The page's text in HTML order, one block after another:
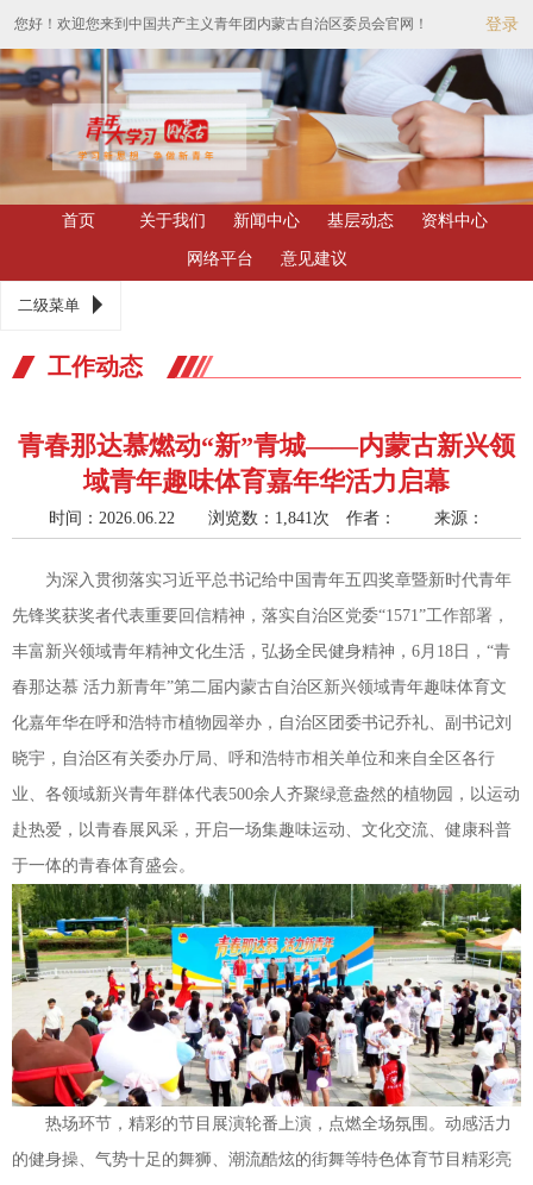
您好！欢迎您来到中国共产主义青年团内蒙古自治区委员会官网！ 登录
首页 关于我们 新闻中心 基层动态 资料中心
网络平台 意见建议
二级菜单
工作动态
青春那达慕燃动“新”青城——内蒙古新兴领
域青年趣味体育嘉年华活力启幕
时间：2026.06.22 浏览数：1,841次 作者： 来源：
为深入贯彻落实习近平总书记给中国青年五四奖章暨新时代青年
先锋奖获奖者代表重要回信精神，落实自治区党委“1571”工作部署，
丰富新兴领域青年精神文化生活，弘扬全民健身精神，6月18日，“青
春那达慕 活力新青年”第二届内蒙古自治区新兴领域青年趣味体育文
化嘉年华在呼和浩特市植物园举办，自治区团委书记乔礼、副书记刘
晓宇，自治区有关委办厅局、呼和浩特市相关单位和来自全区各行
业、各领域新兴青年群体代表500余人齐聚绿意盎然的植物园，以运动
赴热爱，以青春展风采，开启一场集趣味运动、文化交流、健康科普
于一体的青春体育盛会。
热场环节，精彩的节目展演轮番上演，点燃全场氛围。动感活力
的健身操、气势十足的舞狮、潮流酷炫的街舞等特色体育节目精彩亮